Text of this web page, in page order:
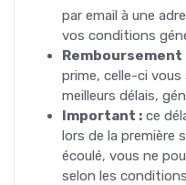
par email à une
vos conditions
Remboursement
prime, celle-ci vous
meilleurs délais,
Important : ce
lors de la première
écoulé, vous ne
selon les